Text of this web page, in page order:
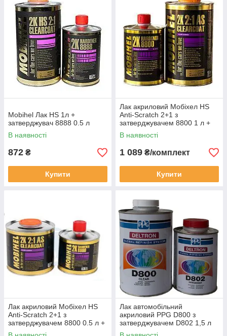
Mobihel Лак HS 1л +
затверджувач 8888 0.5 л
В наявності
872 ₴
Купити
Лак акриловий Мобіхел HS
Anti-Scratch 2+1 з
затверджувачем 8800 1 л +
0.5 л.
В наявності
1 089 ₴/комплект
Купити
Лак акриловий Мобіхел HS
Anti-Scratch 2+1 з
затверджувачем 8800 0.5 л +
0.25 л.
Лак автомобільний
акриловий PPG D800 з
затверджувачем D802 1,5 л
комплект